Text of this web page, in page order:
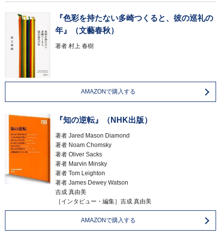
『色彩を持たない多崎つくると、彼の巡礼の
年』（文藝春秋）
著者 村上 春樹
AMAZONで購入する
『知の逆転』（NHK出版）
著者 Jared Mason Diamond
著者 Noam Chomsky
著者 Oliver Sacks
著者 Marvin Minsky
著者 Tom Leighton
著者 James Dewey Watson
吉成 真由美
［インタビュー・編集］吉成 真由美
AMAZONで購入する